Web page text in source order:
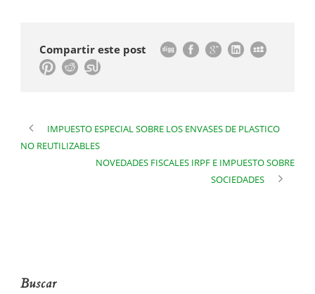
Compartir este post
IMPUESTO ESPECIAL SOBRE LOS ENVASES DE PLASTICO
NO REUTILIZABLES
NOVEDADES FISCALES IRPF E IMPUESTO SOBRE
SOCIEDADES
Buscar